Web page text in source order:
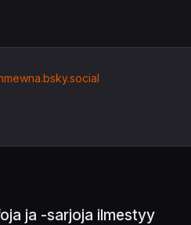
ja -sarjoja ilmestyy